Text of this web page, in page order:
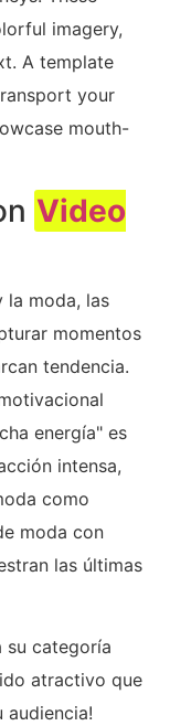
imagery,
A template
your
mouth-
Video
la moda, las
momentos
tendencia.
energía" es
intensa,
como
moda con
las últimas
su categoría
atractivo que
audiencia!